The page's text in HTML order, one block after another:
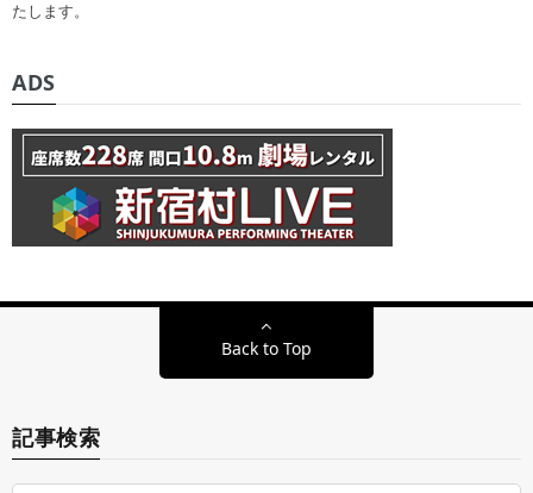
たします。
ADS
Back to Top
記事検索